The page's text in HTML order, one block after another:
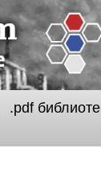
.pdf